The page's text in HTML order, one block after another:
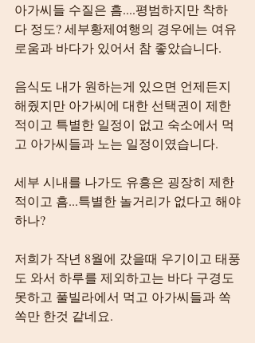
아가씨들 수질은 흠....평범하지만 착하
다 정도? 세부황제여행의 경우에는 여유
로움과 바다가 있어서 참 좋았습니다.
음식도 내가 원하는게 있으면 언제든지
해줬지만 아가씨에 대한 선택권이 제한
적이고 특별한 일정이 없고 숙소에서 먹
고 아가씨들과 노는 일정이였습니다.
세부 시내를 나가도 유흥은 굉장히 제한
적이고 흠...특별한 놀거리가 없다고 해야
하나?
저희가 작년 8월에 갔을때 우기이고 태풍
도 와서 하루를 제외하고는 바다 구경도
못하고 풀빌라에서 먹고 아가씨들과 쏙
쏙만 한것 같네요.